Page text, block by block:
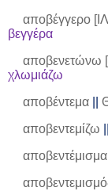
αποβέγγερο
βεγγέρα
αποβενετώνω
χλωμιάζω
αποβέντεμα||
αποβεντεμίζω
αποβεντέμισμα